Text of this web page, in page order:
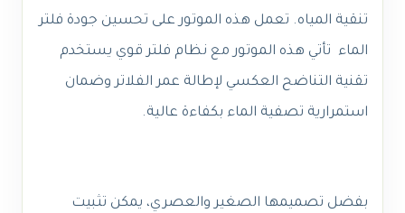
تنقية المياه. تعمل هذه الموتور على تحسين جودة فلتر
الماء تأتي هذه الموتور مع نظام فلتر قوي يستخدم
تقنية التناضح العكسي لإطالة عمر الفلاتر وضمان
استمرارية تصفية الماء بكفاءة عالية.
بفضل تصميمها الصغير والعصري، يمكن تثبيت